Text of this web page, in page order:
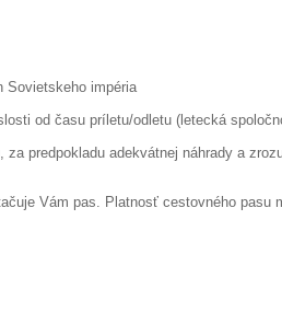
Sovietskeho impéria
od času príletu/odletu (letecká
predpokladu adekvátnej náhrady a
Vám pas. Platnosť cestovného pasu